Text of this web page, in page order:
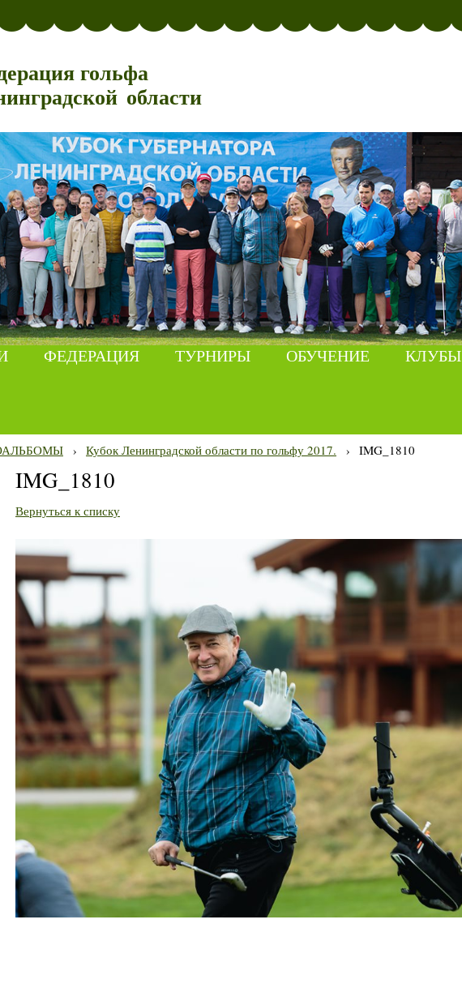
гольфа
области
ФЕДЕРАЦИЯ ТУРНИРЫ ОБУЧЕНИЕ КЛУБЫ
› Кубок Ленинградской области по гольфу 2017. › IMG_1810
IMG_1810
Вернуться к списку